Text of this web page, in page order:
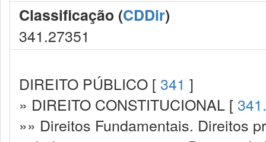
Classificação (CDDir)
341.27351
DIREITO PÚBLICO [ 341 ]
» DIREITO CONSTITUCIONAL [
»» Direitos Fundamentais. Direitos